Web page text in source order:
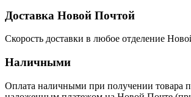
Доставка Новой Почтой
Скорость доставки в любое отделение
Наличными
Оплата наличными при получении товара